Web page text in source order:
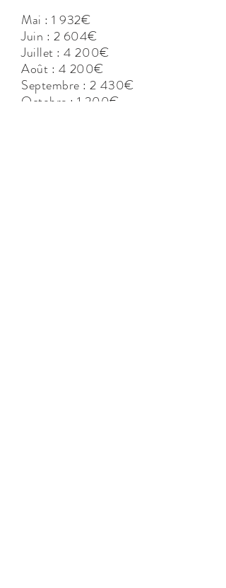
Mai : 1 932€
Juin : 2 604€
Juillet : 4 200€
Août : 4 200€
Septembre : 2 430€
Octobre : 1 200€